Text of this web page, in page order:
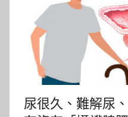
尿很久、難解尿